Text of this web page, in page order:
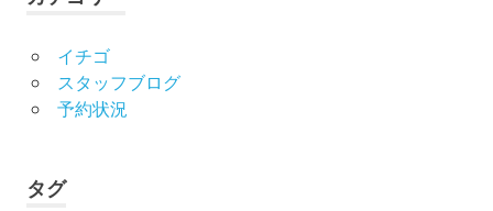
イチゴ
スタッフブログ
予約状況
タグ